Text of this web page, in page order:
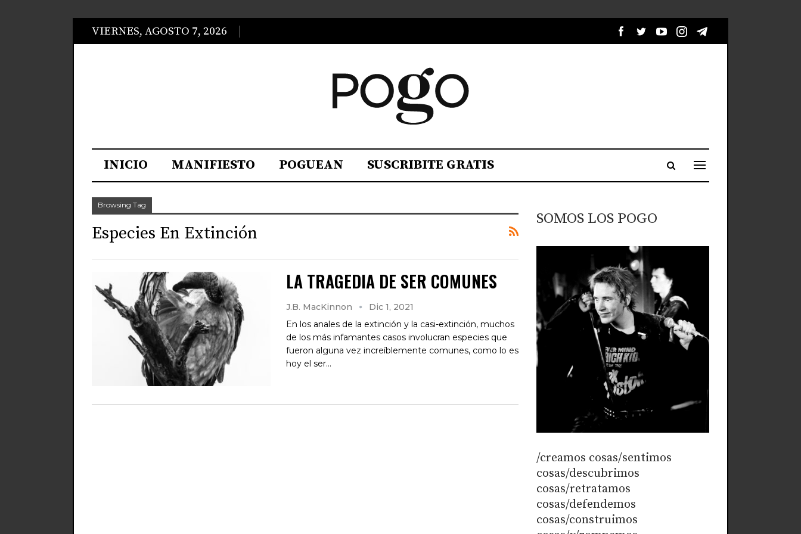
VIERNES, AGOSTO 7, 2026
INICIO MANIFIESTO POGUEAN SUSCRIBITE GRATIS
Browsing Tag
Especies En Extinción
LA TRAGEDIA DE SER COMUNES
J.B. MacKinnon
Dic 1, 2021
En los anales de la extinción y la casi-extinción, muchos
de los más infamantes casos involucran especies que
fueron alguna vez increíblemente comunes, como lo es
hoy el ser…
SOMOS LOS POGO
/creamos cosas/sentimos
cosas/descubrimos
cosas/retratamos
cosas/defendemos
cosas/construimos